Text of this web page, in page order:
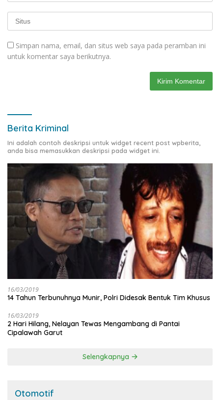
Simpan nama, email, dan situs web saya pada peramban ini
untuk komentar saya berikutnya.
Berita Kriminal
Ini adalah contoh deskripsi untuk widget recent post wpberita,
anda bisa memasukkan deskripsi pada widget ini.
16/03/2019
14 Tahun Terbunuhnya Munir, Polri Didesak Bentuk Tim Khusus
16/03/2019
2 Hari Hilang, Nelayan Tewas Mengambang di Pantai
Cipalawah Garut
Selengkapnya
Otomotif